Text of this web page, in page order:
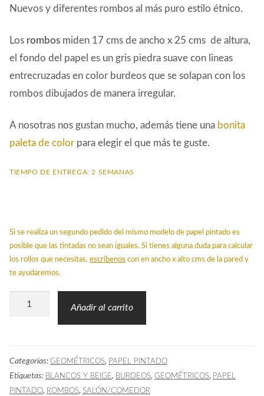
Nuevos y diferentes rombos al más puro estilo étnico.
Los rombos miden 17 cms de ancho x 25 cms de altura,
el fondo del papel es un gris piedra suave con lineas
entrecruzadas en color burdeos que se solapan con los
rombos dibujados de manera irregular.
A nosotras nos gustan mucho, además tiene una bonita
paleta de color para elegir el que más te guste.
TIEMPO DE ENTREGA: 2 SEMANAS
Si se realiza un segundo pedido del mismo modelo de papel pintado es
posible que las tintadas no sean iguales. Si tienes alguna duda para calcular
los rollos que necesitas, escríbenos con en ancho x alto cms de la pared y
te ayudaremos.
Papel
Rombos
Burdeos
Añadir al carrito
Categorías: GEOMÉTRICOS, PAPEL PINTADO
Etiquetas: BLANCOS Y BEIGE, BURDEOS, GEOMÉTRICOS, PAPEL
PINTADO, ROMBOS, SALÓN/COMEDOR